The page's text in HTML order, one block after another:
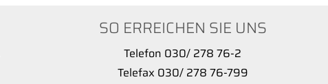
SO ERREICHEN SIE UNS
Telefon 030/ 278 76-2
Telefax 030/ 278 76-799